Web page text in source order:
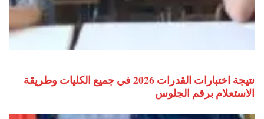
نتيجة اختبارات القدرات 2026 في جميع الكليات وطريقة
الاستعلام برقم الجلوس